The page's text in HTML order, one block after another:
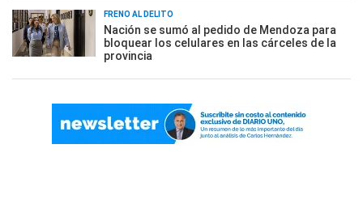
FRENO AL DELITO
Nación se sumó al pedido de Mendoza para
bloquear los celulares en las cárceles de la
provincia